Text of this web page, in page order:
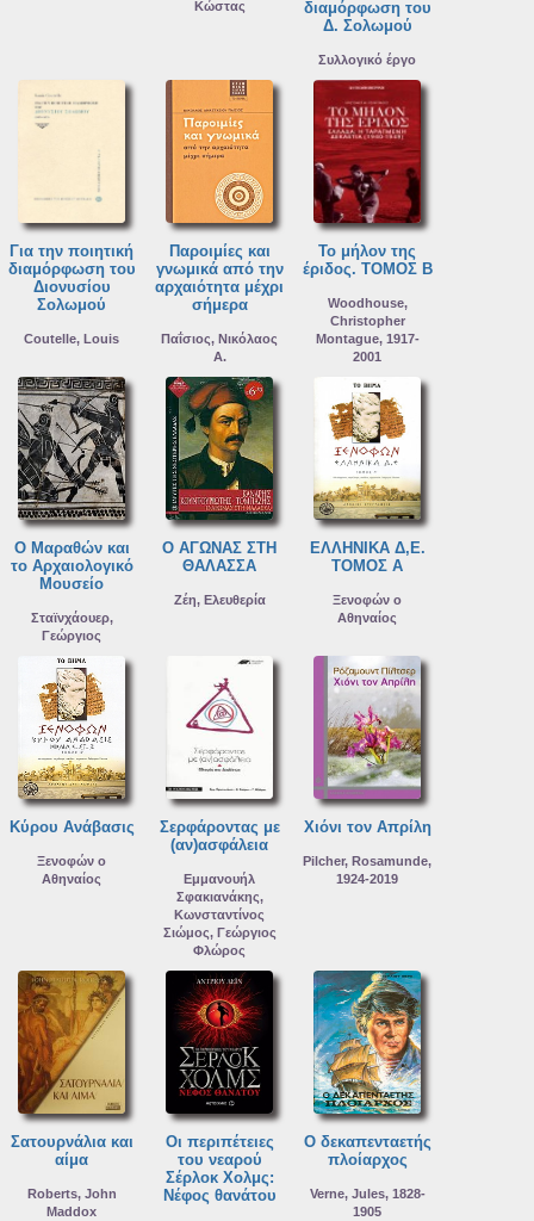
Κώστας
διαμόρφωση του
Δ. Σολωμού
Συλλογικό έργο
Για την ποιητική
διαμόρφωση του
Διονυσίου
Σολωμού
Coutelle, Louis
Παροιμίες και
γνωμικά από την
αρχαιότητα μέχρι
σήμερα
Παΐσιος, Νικόλαος
Α.
Το μήλον της
έριδος. ΤΟΜΟΣ Β
Woodhouse,
Christopher
Montague, 1917-
2001
Ο Μαραθών και
το Αρχαιολογικό
Μουσείο
Σταϊνχάουερ,
Γεώργιος
Ο ΑΓΩΝΑΣ ΣΤΗ
ΘΑΛΑΣΣΑ
Ζέη, Ελευθερία
ΕΛΛΗΝΙΚΑ Δ,Ε.
ΤΟΜΟΣ Α
Ξενοφών ο
Αθηναίος
Κύρου Ανάβασις
Ξενοφών ο
Αθηναίος
Σερφάροντας με
(αν)ασφάλεια
Εμμανουήλ
Σφακιανάκης,
Κωνσταντίνος
Σιώμος, Γεώργιος
Φλώρος
Χιόνι τον Απρίλη
Pilcher, Rosamunde,
1924-2019
Σατουρνάλια και
αίμα
Roberts, John
Maddox
Οι περιπέτειες
του νεαρού
Σέρλοκ Χολμς:
Νέφος θανάτου
Ο δεκαπενταετής
πλοίαρχος
Verne, Jules, 1828-
1905